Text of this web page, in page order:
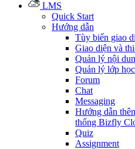
LMS
Quick Start
Hướng dẫn
Tùy biến giao
Giao diện và
Quản lý nội
Quản lý lớp học
Forum
Chat
Messaging
Hướng dẫn
thống Bizfly
Quiz
Assignment